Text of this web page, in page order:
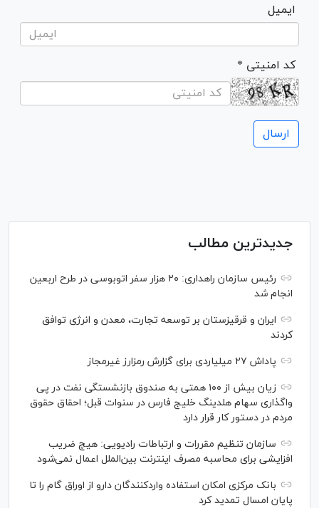
ایمیل
* کد امنیتی
جدیدترین مطالب
رئیس سازمان راهداری: ۲۰ هزار سفر اتوبوسی در طرح اربعین
انجام شد
ایران و قرقیزستان بر توسعه تجارت، معدن و انرژی توافق
کردند
پاداش ۲۷ میلیاردی برای گزارش رمزارز غیرمجاز
زیان بیش از ۱۰۰ همتی به صندوق بازنشستگی نفت در پی
واگذاری سهام هلدینگ خلیج فارس در سنوات قبل؛ احقاق حقوق
مردم در دستور کار قرار دارد
سازمان تنظیم مقررات و ارتباطات رادیویی: هیچ ضریب
افزایشی برای محاسبه مصرف اینترنت بین‌الملل اعمال نمی‌شود
بانک مرکزی امکان استفاده واردکنندگان دارو از اوراق گام را تا
پایان امسال تمدید کرد